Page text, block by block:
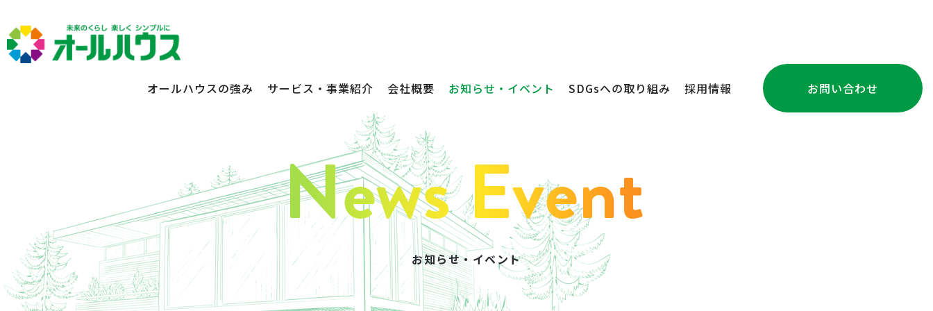
オールハウスの強み サービス・事業紹介
不動産賃貸 不動産売買
会社概要 お知らせ・イベント SDGsへの取り組み 採用情報 お問い合わせ
お知らせ・イベント